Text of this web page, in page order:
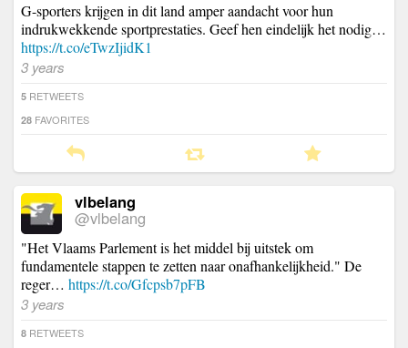
G-sporters krijgen in dit land amper aandacht voor hun
indrukwekkende sportprestaties. Geef hen eindelijk het nodig…
https://t.co/eTwzIjidK1
3 years
5 RETWEETS
28 FAVORITES
vlbelang
@vlbelang
"Het Vlaams Parlement is het middel bij uitstek om
fundamentele stappen te zetten naar onafhankelijkheid." De
reger… https://t.co/Gfcpsb7pFB
3 years
8 RETWEETS